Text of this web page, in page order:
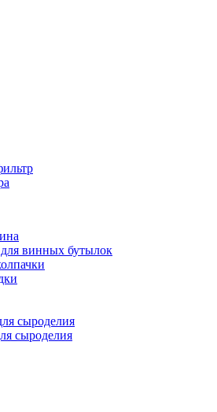
винных бутылок
сыроделия
сыроделия